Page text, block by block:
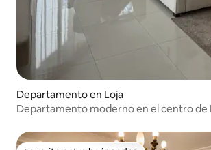
Departamento en Loja
Departamento moderno en el centro de